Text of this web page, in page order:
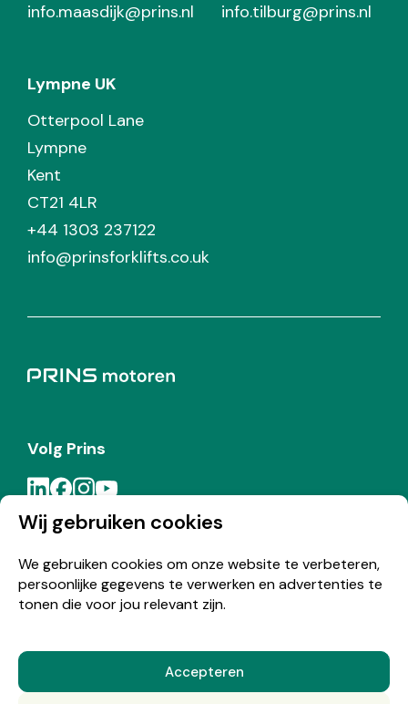
Wij gebruiken cookies
We gebruiken cookies om onze website te verbeteren,
persoonlijke gegevens te verwerken en advertenties te
tonen die voor jou relevant zijn.
Accepteren
info.maasdijk@prins.nl
info.tilburg@prins.nl
Lympne UK
Otterpool Lane
Lympne
Kent
CT21 4LR
+44 1303 237122
info@prinsforklifts.co.uk
Volg Prins
Meld je aan voor de Prins nieuwsbrief
© Copyright 2026 Prins